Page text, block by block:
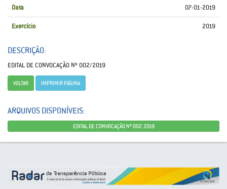
Data 07-01-2019
Exercício 2019
DESCRIÇÃO:
EDITAL DE CONVOCAÇÃO Nº 002/2019
VOLTAR IMPRIMIR PÁGINA
ARQUIVOS DISPONÍVEIS:
EDITAL DE CONVOCAÇÃO Nº 002.2019